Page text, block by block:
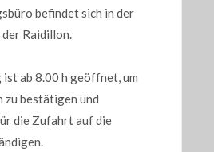
befindet sich in der
Raidillon.
ist ab 8.00 h geöffnet, um
zu bestätigen und
die Zufahrt auf die